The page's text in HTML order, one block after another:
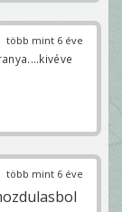
több mint 6 éve
több mint 6 éve